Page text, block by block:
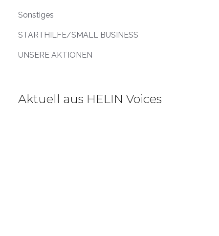
Sonstiges
STARTHILFE/SMALL BUSINESS
UNSERE AKTIONEN
Aktuell aus HELIN Voices